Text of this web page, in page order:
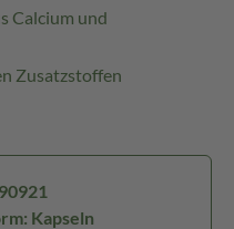
Calcium und
Zusatzstoffen
Kapseln